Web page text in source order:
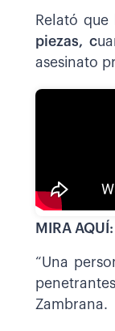
Relató que
piezas, c
asesinato
MIRA AQUÍ:
“Una
Zambrana.